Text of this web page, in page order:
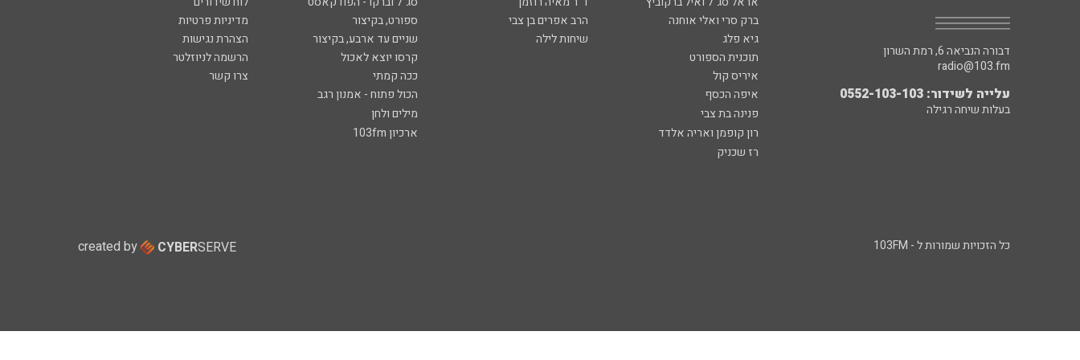
ברק סרי ואלי אוחנה
הרב אפרים בן צבי ספורט, בקיצור
מדיניות פרטיות
גיא פלג
שיחות לילה שניים עד ארבע, בקיצור
הצהרת נגישות
תוכנית הספורט
קרסו יוצא לאכול
הרשמה לניוזלטר
איריס קול
ככה קמתי
צרו קשר
איפה הכסף
הכול פתוח - אמנון רגב
פנינה בת צבי
מילים ולחן
רון קופמן ואריה אלדד
ארכיון 103fm
רז שכניק
דבורה הנביאה 6, רמת השרון
radio@103.fm
עלייה לשידור: 0552-103-103
בעלות שיחה רגילה
כל הזכויות שמורות ל - 103FM created by CYBERSERVE